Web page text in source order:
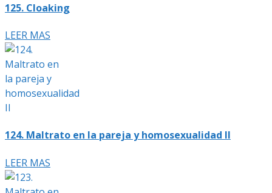
125. Cloaking
LEER MAS
124. Maltrato en la pareja y homosexualidad II
LEER MAS